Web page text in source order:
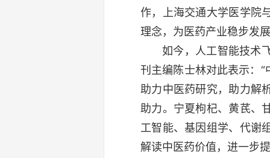
作，上海交通大学医学院
理念，为医药产业稳步发
如今，人工智能技术
刊主编陈士林对此表示：
助力中医药研究，助力解
助力。宁夏枸杞、黄芪、
工智能、基因组学、代谢
解读中医药价值，进一步